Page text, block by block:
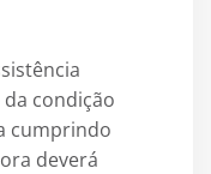
condição
cumprindo
deverá